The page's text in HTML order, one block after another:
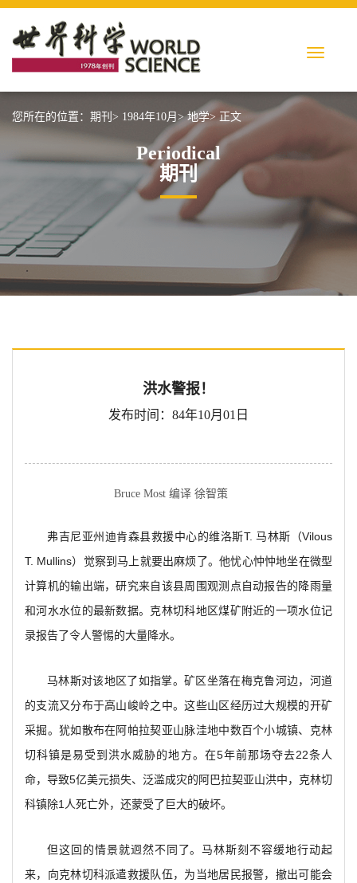
您所在的位置： 期刊> 1984年10月> 地学> 正文
Periodical
期刊
洪水警报！
发布时间：84年10月01日
Bruce Most 编译 徐智策
弗吉尼亚州迪肯森县救援中心的维洛斯T. 马林斯（Vilous
T. Mullins）觉察到马上就要出麻烦了。他忧心忡忡地坐在微型
计算机的输出端，研究来自该县周围观测点自动报告的降雨量
和河水水位的最新数据。克林切科地区煤矿附近的一项水位记
录报告了令人警惕的大量降水。
马林斯对该地区了如指掌。矿区坐落在梅克鲁河边，河道
的支流又分布于高山峻岭之中。这些山区经历过大规模的开矿
采掘。犹如散布在阿帕拉契亚山脉洼地中数百个小城镇、克林
切科镇是易受到洪水威胁的地方。在5年前那场夺去22条人
命，导致5亿美元损失、泛滥成灾的阿巴拉契亚山洪中，克林切
科镇除1人死亡外，还蒙受了巨大的破坏。
但这回的情景就迥然不同了。马林斯刻不容缓地行动起
来，向克林切科派遣救援队伍，为当地居民报警，撤出可能会